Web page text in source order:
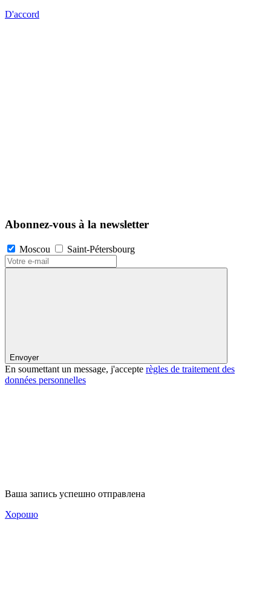
D'accord
Abonnez-vous à la newsletter
Moscou Saint-Pétersbourg
Envoyer
En soumettant un message, j'accepte règles de traitement des
données personnelles
Ваша запись успешно отправлена
Хорошо